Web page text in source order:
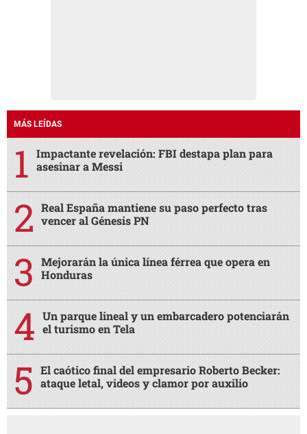
MÁS LEÍDAS
Impactante revelación: FBI destapa plan para
asesinar a Messi
Real España mantiene su paso perfecto tras
vencer al Génesis PN
Mejorarán la única línea férrea que opera en
Honduras
Un parque lineal y un embarcadero potenciarán
el turismo en Tela
El caótico final del empresario Roberto Becker:
ataque letal, videos y clamor por auxilio